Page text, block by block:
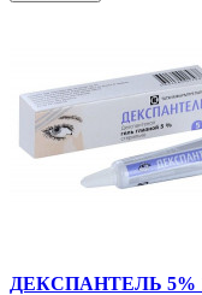
ДЕКСПАНТЕЛЬ 5%